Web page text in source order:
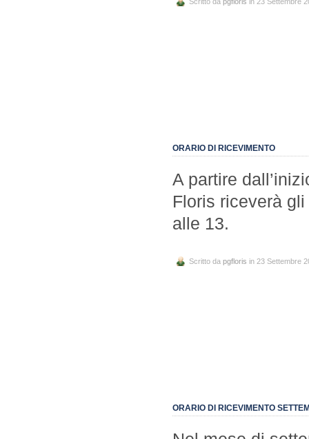
ORARIO DI RICEVIMENTO
A partire
Floris riceverà
alle 13.
Scritto da pgfloris in 23 Settembre
ORARIO DI RICEVIMENTO